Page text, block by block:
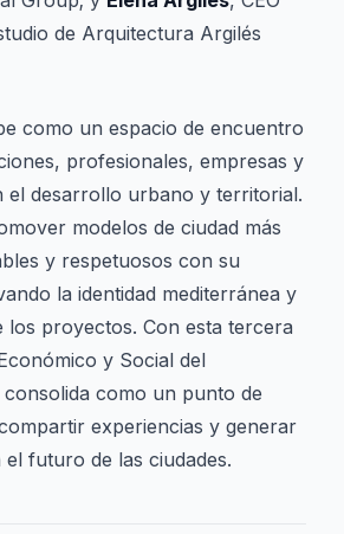
de Arquitectura Argilés
como un espacio de encuentro
profesionales, empresas y
el desarrollo urbano y territorial.
modelos de ciudad más
y respetuosos con su
la identidad mediterránea y
los proyectos. Con esta tercera
y Social del
como un punto de
experiencias y generar
futuro de las ciudades.